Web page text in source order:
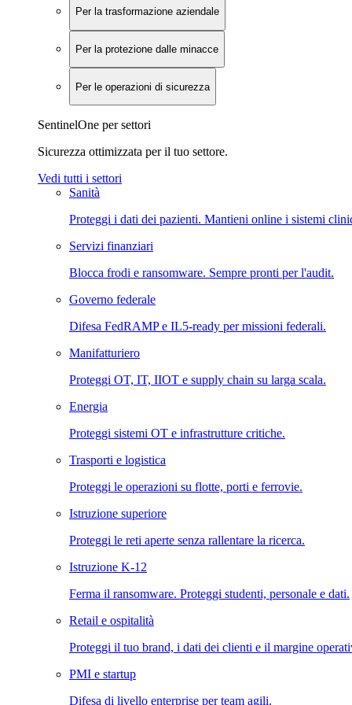
Per la trasformazione aziendale
Per la protezione dalle minacce
Per le operazioni di sicurezza
SentinelOne per settori
Sicurezza ottimizzata per il tuo settore.
Vedi tutti i settori
Sanità
Proteggi i dati dei pazienti. Mantieni online i sistemi
Servizi finanziari
Blocca frodi e ransomware. Sempre pronti per l'audit.
Governo federale
Difesa FedRAMP e IL5-ready per missioni federali.
Manifatturiero
Proteggi OT, IT, IIOT e supply chain su larga scala.
Energia
Proteggi sistemi OT e infrastrutture critiche.
Trasporti e logistica
Proteggi le operazioni su flotte, porti e ferrovie.
Istruzione superiore
Proteggi le reti aperte senza rallentare la ricerca.
Istruzione K-12
Ferma il ransomware. Proteggi studenti, personale e dati.
Retail e ospitalità
Proteggi il tuo brand, i dati dei clienti e il margine
PMI e startup
Difesa di livello enterprise per team agili.